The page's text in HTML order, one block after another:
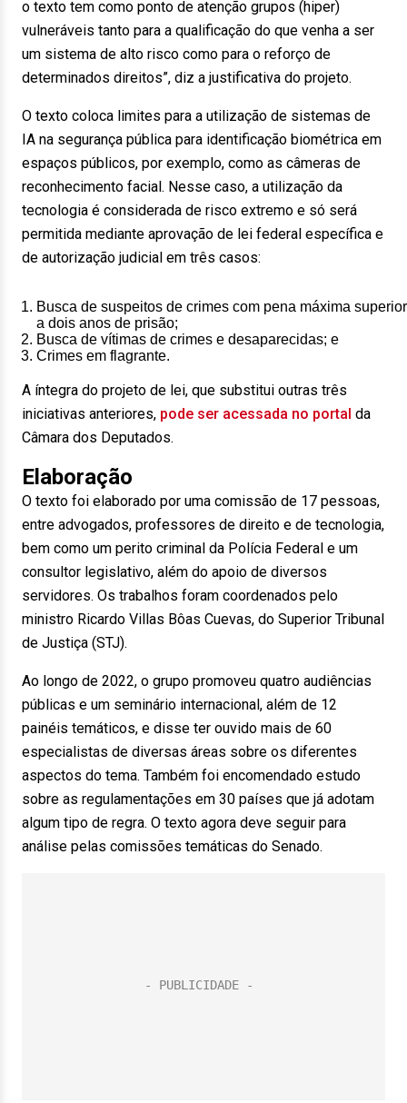
o texto tem como ponto de atenção grupos (hiper)
vulneráveis tanto para a qualificação do que venha a ser
um sistema de alto risco como para o reforço de
determinados direitos”, diz a justificativa do projeto.
O texto coloca limites para a utilização de sistemas de
IA na segurança pública para identificação biométrica em
espaços públicos, por exemplo, como as câmeras de
reconhecimento facial. Nesse caso, a utilização da
tecnologia é considerada de risco extremo e só será
permitida mediante aprovação de lei federal específica e
de autorização judicial em três casos:
Busca de suspeitos de crimes com pena máxima superior
a dois anos de prisão;
Busca de vítimas de crimes e desaparecidas; e
Crimes em flagrante.
A íntegra do projeto de lei, que substitui outras três
iniciativas anteriores, pode ser acessada no portal da
Câmara dos Deputados.
Elaboração
O texto foi elaborado por uma comissão de 17 pessoas,
entre advogados, professores de direito e de tecnologia,
bem como um perito criminal da Polícia Federal e um
consultor legislativo, além do apoio de diversos
servidores. Os trabalhos foram coordenados pelo
ministro Ricardo Villas Bôas Cuevas, do Superior Tribunal
de Justiça (STJ).
Ao longo de 2022, o grupo promoveu quatro audiências
públicas e um seminário internacional, além de 12
painéis temáticos, e disse ter ouvido mais de 60
especialistas de diversas áreas sobre os diferentes
aspectos do tema. Também foi encomendado estudo
sobre as regulamentações em 30 países que já adotam
algum tipo de regra. O texto agora deve seguir para
análise pelas comissões temáticas do Senado.